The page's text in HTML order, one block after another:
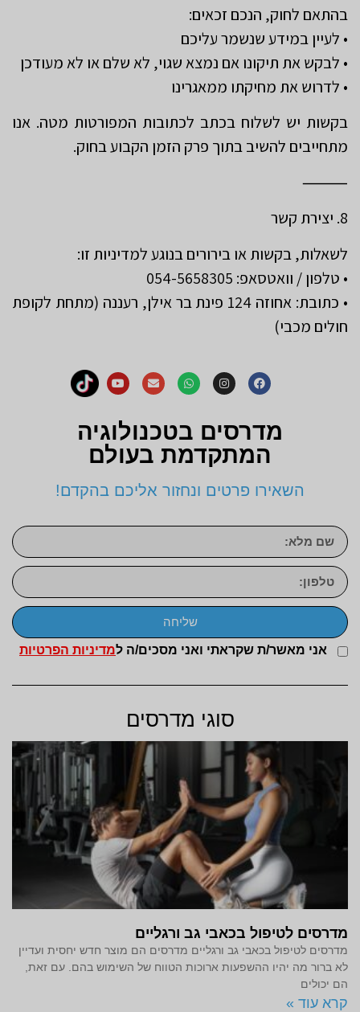
בהתאם לחוק, הנכם זכאים:
• לעיין במידע שנשמר עליכם
• לבקש את תיקונו אם נמצא שגוי, לא שלם או לא מעודכן
• לדרוש את מחיקתו ממאגרינו
בקשות יש לשלוח בכתב לכתובות המפורטות מטה. אנו
מתחייבים להשיב בתוך פרק הזמן הקבוע בחוק.
⸻
8. יצירת קשר
לשאלות, בקשות או בירורים בנוגע למדיניות זו:
• טלפון / וואטסאפ: 054-5658305
• כתובת: אחוזה 124 פינת בר אילן, רעננה (מתחת לקופת
חולים מכבי)
מדרסים בטכנולוגיה
המתקדמת בעולם
השאירו פרטים ונחזור אליכם בהקדם!
אני מאשר/ת שקראתי ואני מסכים/ה למדיניות הפרטיות
שליחה
סוגי מדרסים
מדרסים לטיפול בכאבי גב ורגליים
מדרסים לטיפול בכאבי גב ורגליים מדרסים הם מוצר חדש יחסית ועדיין
לא ברור מה יהיו ההשפעות ארוכות הטווח של השימוש בהם. עם זאת,
הם יכולים
קרא עוד »